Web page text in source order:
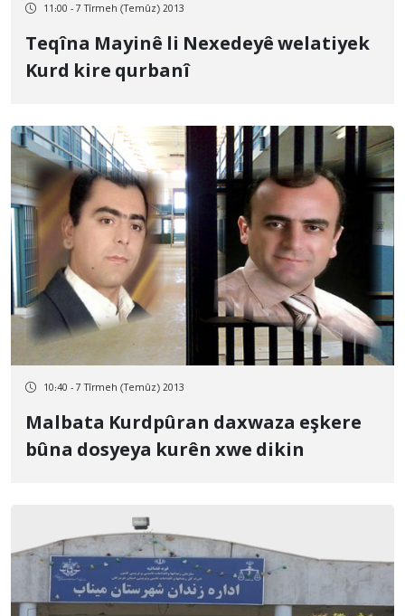
11:00 - 7 Tîrmeh (Temûz) 2013
Teqîna Mayinê li Nexedeyê welatiyek
Kurd kire qurbanî
10:40 - 7 Tîrmeh (Temûz) 2013
Malbata Kurdpûran daxwaza eşkere
bûna dosyeya kurên xwe dikin